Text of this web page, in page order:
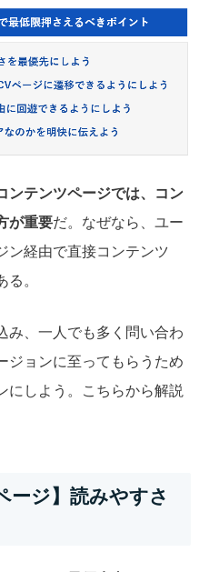
ンテンツページでは、コン
が重要だ。なぜなら、ユー
ン経由で直接コンテンツ
。
み、一人でも多く問い合わ
ジョンに至ってもらうため
にしよう。こちらから解説
ージ】読みやすさ